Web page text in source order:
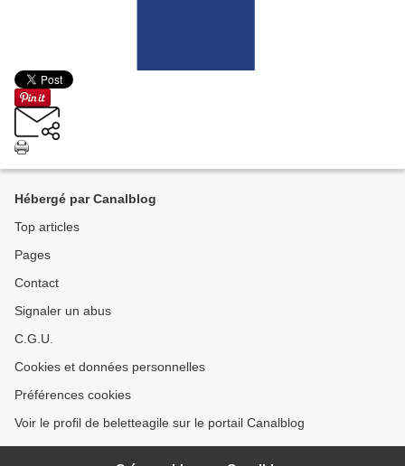
Hébergé par Canalblog
Top articles
Pages
Contact
Signaler un abus
C.G.U.
Cookies et données personnelles
Préférences cookies
Voir le profil de beletteagile sur le portail Canalblog